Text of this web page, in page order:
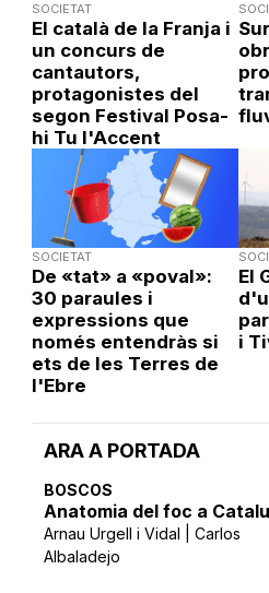
ARA A PORTADA
BOSCOS
Anatomia del foc a
Arnau Urgell i Vidal | Carlos
Albaladejo
SOCIETAT
El català de la Franja i
un concurs de
cantautors,
protagonistes del
segon Festival Posa-
hi Tu l'Accent
SOCIETAT
De «tat» a «poval»:
30 paraules i
expressions que
només entendràs si
ets de les Terres de
l'Ebre
El
i